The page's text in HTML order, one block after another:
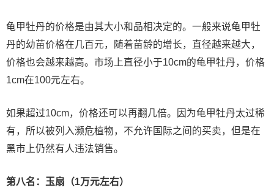
龟甲牡丹的价格是由其大小和品相决定的。一般来说龟甲牡
丹的幼苗价格在几百元，随着苗龄的增长，直径越来越大，
价格也会越来越高。市场上直径小于10cm的龟甲牡丹，价格
1cm在100元左右。
如果超过10cm，价格还可以再翻几倍。因为龟甲牡丹太过稀
有，所以被列入濒危植物，不允许国际之间的买卖，但是在
黑市上仍然有人违法销售。
第八名：玉扇（1万元左右）